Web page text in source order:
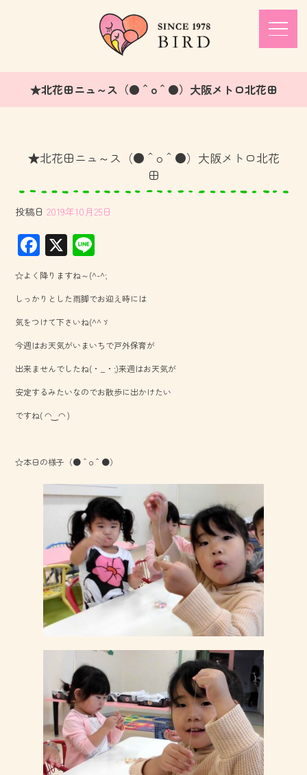
★北花田ニュ～ス（●＾o＾●）大阪メトロ北花田
★北花田ニュ～ス（●＾o＾●）大阪メトロ北花
田
投稿日 2019年10月25日
F
ac
e
b
o
ok
X
ne
☆よく降りますね～(^-^;
しっかりとした雨脚でお迎え時には
気をつけて下さいね(^^ゞ
今週はお天気がいまいちで戸外保育が
出来ませんでしたね(・_・;)来週はお天気が
安定するみたいなのでお散歩に出かけたい
ですね( ◠‿◠ )
☆本日の様子（●＾o＾●）